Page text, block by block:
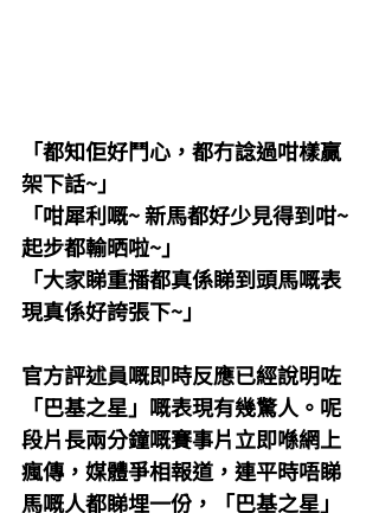
「都知佢好鬥心，都冇諗過咁樣贏
架下話~」
「咁犀利嘅~ 新馬都好少見得到咁~
起步都輸晒啦~」
「大家睇重播都真係睇到頭馬嘅表
現真係好誇張下~」
官方評述員嘅即時反應已經說明咗
「巴基之星」嘅表現有幾驚人。呢
段片長兩分鐘嘅賽事片立即喺網上
瘋傳，媒體爭相報道，連平時唔睇
馬嘅人都睇埋一份，「巴基之星」